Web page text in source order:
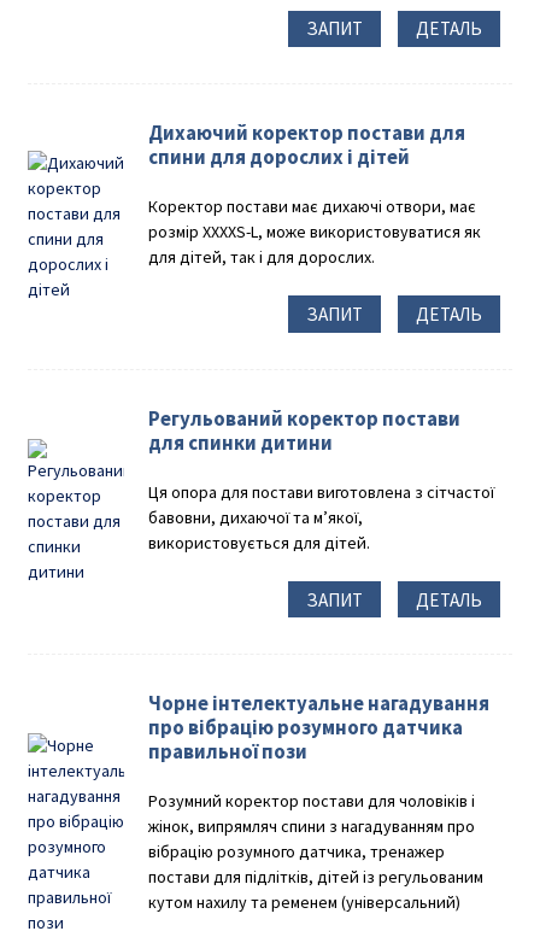
ЗАПИТ ДЕТАЛЬ
Дихаючий коректор постави для
спини для дорослих і дітей
Коректор постави має дихаючі отвори, має
розмір XXXXS-L, може використовуватися як
для дітей, так і для дорослих.
ЗАПИТ ДЕТАЛЬ
Регульований коректор постави
для спинки дитини
Ця опора для постави виготовлена ​​з сітчастої
бавовни, дихаючої та м’якої,
використовується для дітей.
ЗАПИТ ДЕТАЛЬ
Чорне інтелектуальне нагадування
про вібрацію розумного датчика
правильної пози
Розумний коректор постави для чоловіків і
жінок, випрямляч спини з нагадуванням про
вібрацію розумного датчика, тренажер
постави для підлітків, дітей із регульованим
кутом нахилу та ременем (універсальний)